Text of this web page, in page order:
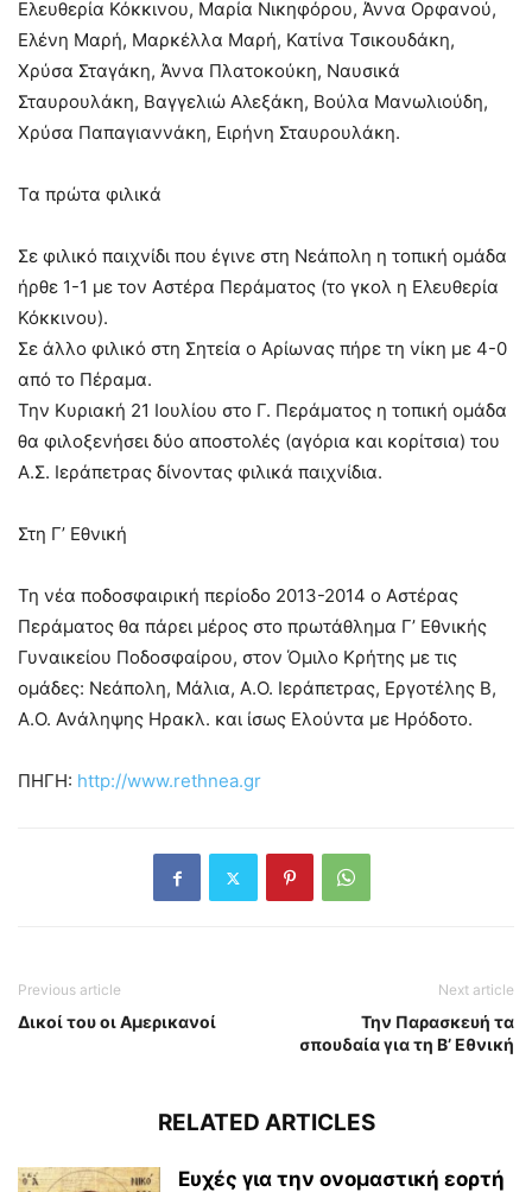
Ελευθερία Κόκκινου, Μαρία Νικηφόρου, Άννα Ορφανού,
Ελένη Μαρή, Μαρκέλλα Μαρή, Κατίνα Τσικουδάκη,
Χρύσα Σταγάκη, Άννα Πλατοκούκη, Ναυσικά
Σταυρουλάκη, Βαγγελιώ Αλεξάκη, Βούλα Μανωλιούδη,
Χρύσα Παπαγιαννάκη, Ειρήνη Σταυρουλάκη.
Τα πρώτα φιλικά
Σε φιλικό παιχνίδι που έγινε στη Νεάπολη η τοπική ομάδα
ήρθε 1-1 με τον Αστέρα Περάματος (το γκολ η Ελευθερία
Κόκκινου).
Σε άλλο φιλικό στη Σητεία ο Αρίωνας πήρε τη νίκη με 4-0
από το Πέραμα.
Την Κυριακή 21 Ιουλίου στο Γ. Περάματος η τοπική ομάδα
θα φιλοξενήσει δύο αποστολές (αγόρια και κορίτσια) του
Α.Σ. Ιεράπετρας δίνοντας φιλικά παιχνίδια.
Στη Γ’ Εθνική
Τη νέα ποδοσφαιρική περίοδο 2013-2014 ο Αστέρας
Περάματος θα πάρει μέρος στο πρωτάθλημα Γ’ Εθνικής
Γυναικείου Ποδοσφαίρου, στον Όμιλο Κρήτης με τις
ομάδες: Νεάπολη, Μάλια, Α.Ο. Ιεράπετρας, Εργοτέλης Β,
Α.Ο. Ανάληψης Ηρακλ. και ίσως Ελούντα με Ηρόδοτο.
ΠΗΓΗ: http://www.rethnea.gr
Previous article
Δικοί του οι Αμερικανοί
Next article
Την Παρασκευή τα
σπουδαία για τη Β’ Εθνική
RELATED ARTICLES
Ευχές για την ονομαστική εορτή